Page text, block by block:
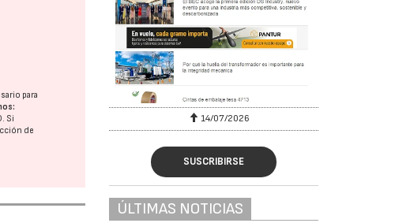
para
. Si
de
2026 14/07/2026
SUSCRIBIRSE
ÚLTIMAS NOTICIAS